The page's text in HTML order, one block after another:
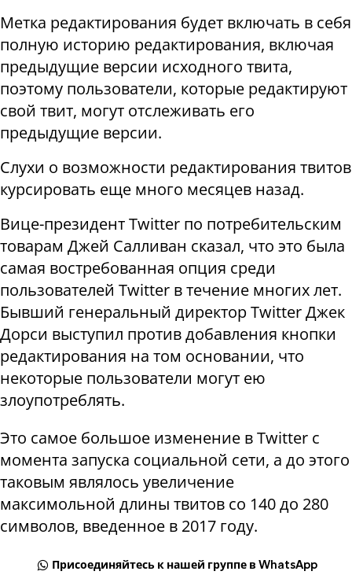
Метка редактирования будет включать в себя
полную историю редактирования, включая
предыдущие версии исходного твита,
поэтому пользователи, которые редактируют
свой твит, могут отслеживать его
предыдущие версии.
Слухи о возможности редактирования твитов
курсировать еще много месяцев назад.
Вице-президент Twitter по потребительским
товарам Джей Салливан сказал, что это была
самая востребованная опция среди
пользователей Twitter в течение многих лет.
Бывший генеральный директор Twitter Джек
Дорси выступил против добавления кнопки
редактирования на том основании, что
некоторые пользователи могут ею
злоупотреблять.
Это самое большое изменение в Twitter с
момента запуска социальной сети, а до этого
таковым являлось увеличение
максимольной длины твитов со 140 до 280
символов, введенное в 2017 году.
Присоединяйтесь к нашей группе в WhatsApp